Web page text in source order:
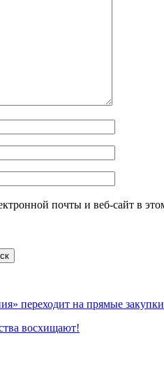
почты и веб-сайт в
переходит на прямые
восхищают!